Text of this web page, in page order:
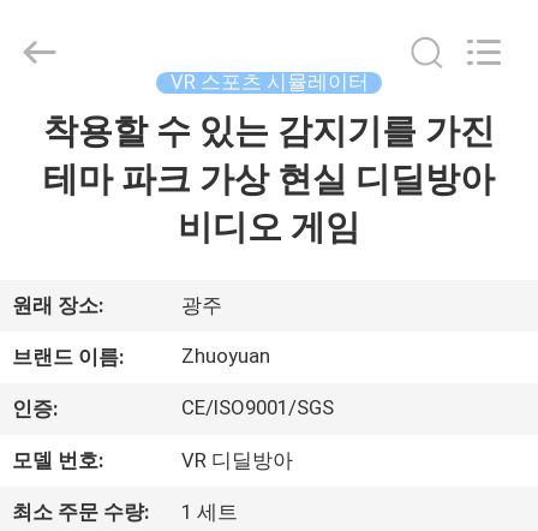
VR
회
사
VR 스포츠 시뮬레이터
착용할 수 있는 감지기를 가진
테마 파크 가상 현실 디딜방아
비디오 게임
원래 장소: 광주
브랜드 이름: Zhuoyuan
인증: CE/ISO9001/SGS
모델 번호: VR 디딜방아
최소 주문 수량: 1 세트